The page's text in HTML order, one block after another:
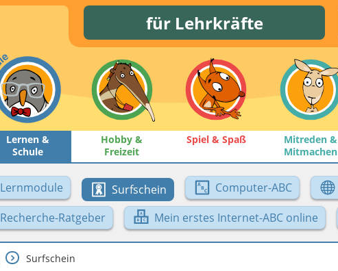
für Lehrkräfte
Lernen &
Schule
Hobby &
Freizeit
Spiel & Spaß
Mitreden &
Mitmachen
Lernmodule Surfschein Computer-ABC
Recherche-Ratgeber
Mein erstes Internet-ABC online
Surfschein